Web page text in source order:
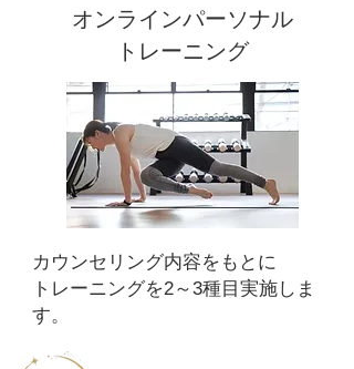
​オンラインパーソナル
トレーニング
​カウンセリング内容をもとに
トレーニングを2～3種目実施しま
す。